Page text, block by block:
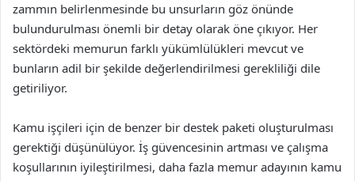
zammın belirlenmesinde bu unsurların göz önünde
bulundurulması önemli bir detay olarak öne çıkıyor. Her
sektördeki memurun farklı yükümlülükleri mevcut ve
bunların adil bir şekilde değerlendirilmesi gerekliliği dile
getiriliyor.
Kamu işçileri için de benzer bir destek paketi oluşturulması
gerektiği düşünülüyor. İş güvencesinin artması ve çalışma
koşullarının iyileştirilmesi, daha fazla memur adayının kamu